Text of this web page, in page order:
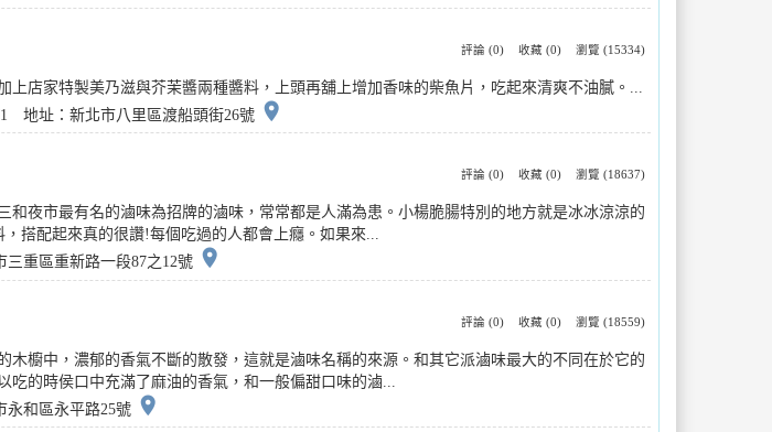
評論 (0) 收藏 (0) 瀏覽 (15334)
上店家特製美乃滋與芥茉醬兩種醬料，上頭再舖上增加香味的柴魚片，吃起來清爽不油膩。...
地址：新北市八里區渡船頭街26號 place
評論 (0) 收藏 (0) 瀏覽 (18637)
和夜市最有名的滷味為招牌的滷味，常常都是人滿為患。小楊脆腸特別的地方就是冰冰涼涼的
搭配起來真的很讚!每個吃過的人都會上癮。如果來...
重區重新路一段87之12號 place
評論 (0) 收藏 (0) 瀏覽 (18559)
木櫥中，濃郁的香氣不斷的散發，這就是滷味名稱的來源。和其它派滷味最大的不同在於它的
吃的時侯口中充滿了麻油的香氣，和一般偏甜口味的滷...
永和區永平路25號 place